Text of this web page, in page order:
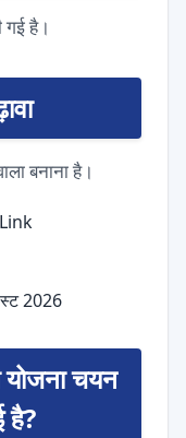
गई है।
बनाना है।
2026
योजना चयन
है?